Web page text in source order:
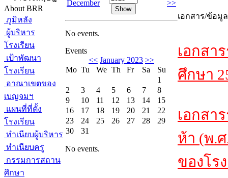
About BRR
ภูมิหลัง
ผู้บริหาร
โรงเรียน
เป้าพัฒนา
โรงเรียน
อาณาเขตของ
เบญจมฯ
แผนที่ที่ตั้ง
โรงเรียน
ทำเนียบผู้บริหาร
ทำเนียบครู
กรรมการสถาน
ศึกษา
December
>>
No events.
Events
<< January 2023 >>
Mo Tu We Th Fr Sa
Su
1
2
3 4 5 6 7
8
9
10 11 12 13 14
15
16
17 18 19 20 21
22
23
24 25 26 27 28
29
30
31
No events.
เอกสาร/ข้อมูล
เอกสา
ศึกษา
เอกสา
ห้า (พ.
ของโร